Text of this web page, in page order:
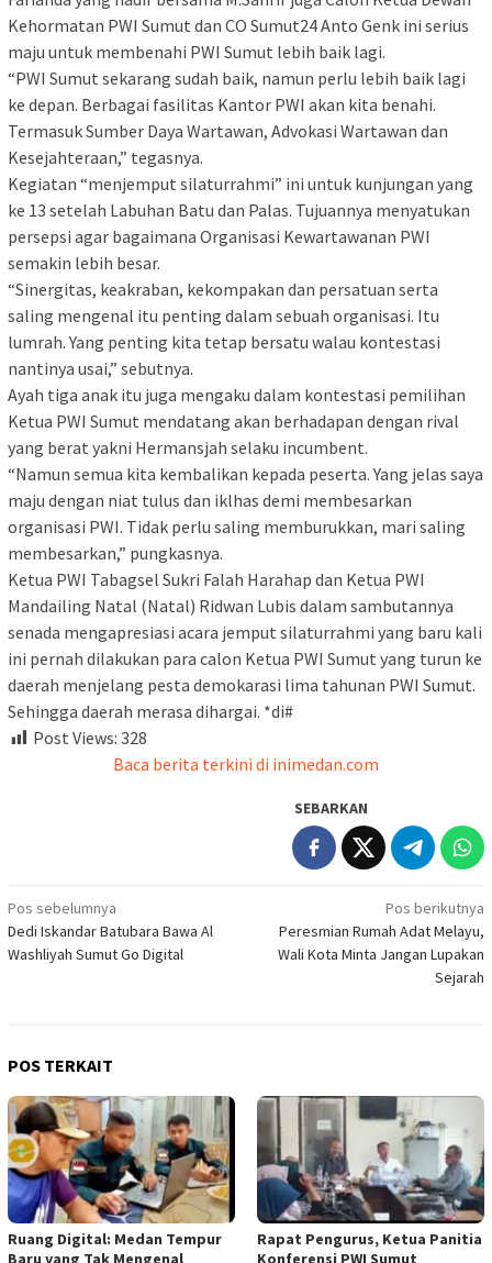
Kehormatan PWI Sumut dan CO Sumut24 Anto Genk ini serius
maju untuk membenahi PWI Sumut lebih baik lagi.
“PWI Sumut sekarang sudah baik, namun perlu lebih baik lagi
ke depan. Berbagai fasilitas Kantor PWI akan kita benahi.
Termasuk Sumber Daya Wartawan, Advokasi Wartawan dan
Kesejahteraan,” tegasnya.
Kegiatan “menjemput silaturrahmi” ini untuk kunjungan yang
ke 13 setelah Labuhan Batu dan Palas. Tujuannya menyatukan
persepsi agar bagaimana Organisasi Kewartawanan PWI
semakin lebih besar.
“Sinergitas, keakraban, kekompakan dan persatuan serta
saling mengenal itu penting dalam sebuah organisasi. Itu
lumrah. Yang penting kita tetap bersatu walau kontestasi
nantinya usai,” sebutnya.
Ayah tiga anak itu juga mengaku dalam kontestasi pemilihan
Ketua PWI Sumut mendatang akan berhadapan dengan rival
yang berat yakni Hermansjah selaku incumbent.
“Namun semua kita kembalikan kepada peserta. Yang jelas saya
maju dengan niat tulus dan iklhas demi membesarkan
organisasi PWI. Tidak perlu saling memburukkan, mari saling
membesarkan,” pungkasnya.
Ketua PWI Tabagsel Sukri Falah Harahap dan Ketua PWI
Mandailing Natal (Natal) Ridwan Lubis dalam sambutannya
senada mengapresiasi acara jemput silaturrahmi yang baru kali
ini pernah dilakukan para calon Ketua PWI Sumut yang turun ke
daerah menjelang pesta demokarasi lima tahunan PWI Sumut.
Sehingga daerah merasa dihargai. *di#
Post Views: 328
Baca berita terkini di inimedan.com
SEBARKAN
Navigasi
pos
Pos sebelumnya
Dedi Iskandar Batubara Bawa Al
Washliyah Sumut Go Digital
Pos berikutnya
Peresmian Rumah Adat Melayu,
Wali Kota Minta Jangan Lupakan
Sejarah
POS TERKAIT
Ruang Digital: Medan Tempur
Baru yang Tak Mengenal
Rapat Pengurus, Ketua Panitia
Konferensi PWI Sumut